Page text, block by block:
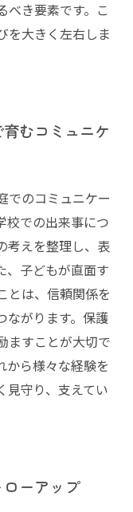
べき要素です。こ
を大きく左右しま
むコミュニケ
でのコミュニケー
校での出来事につ
考えを整理し、表
、子どもが直面す
とは、信頼関係を
ながります。保護
ますことが大切で
から様々な経験を
見守り、支えてい
ーアップ